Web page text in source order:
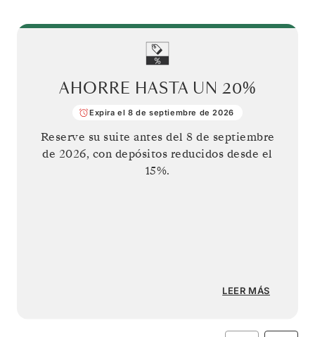
AHORRE HASTA UN 20%
Expira el 8 de septiembre de 2026
Reserve su suite antes del 8 de septiembre
de 2026, con depósitos reducidos desde el
15%.
LEER MÁS